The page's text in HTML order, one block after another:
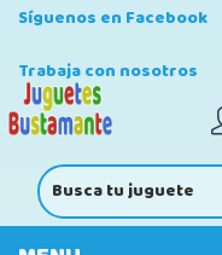
Síguenos en Facebook
Trabaja con nosotros